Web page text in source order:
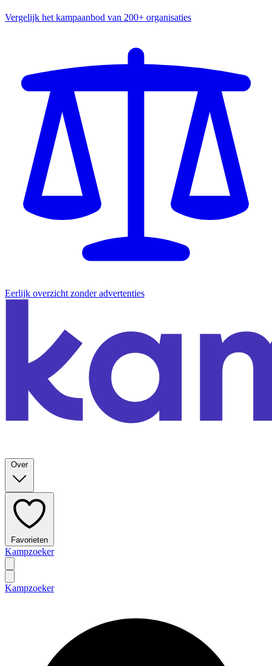
Vergelijk het kampaanbod van 200+ organisaties
Eerlijk overzicht zonder advertenties
Over
Favorieten
Kampzoeker
Kampzoeker